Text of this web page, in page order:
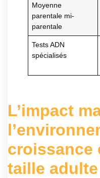
Moyenne
parentale mi-
parentale
Tests ADN
spécialisés
L’impact
croissance
taille